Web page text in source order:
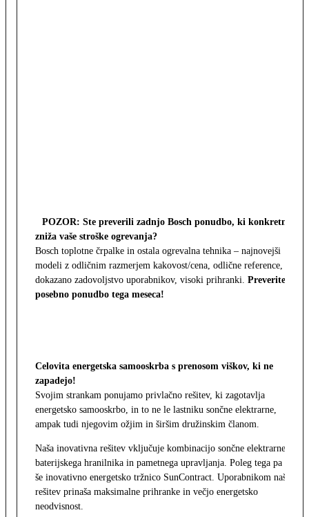
POZOR: Ste preverili zadnjo Bosch ponudbo, ki konkretno
zniža vaše stroške ogrevanja?
Bosch toplotne črpalke in ostala ogrevalna tehnika – najnovejši
modeli z odličnim razmerjem kakovost/cena, odlične reference,
dokazano zadovoljstvo uporabnikov, visoki prihranki. Preverite
posebno ponudbo tega meseca!
Celovita energetska samooskrba s prenosom viškov, ki ne
zapadejo!
Svojim strankam ponujamo privlačno rešitev, ki zagotavlja
energetsko samooskrbo, in to ne le lastniku sončne elektrarne,
ampak tudi njegovim ožjim in širšim družinskim članom.
Naša inovativna rešitev vključuje kombinacijo sončne elektrarne,
baterijskega hranilnika in pametnega upravljanja. Poleg tega pa
še inovativno energetsko tržnico SunContract. Uporabnikom naša
rešitev prinaša maksimalne prihranke in večjo energetsko
neodvisnost.